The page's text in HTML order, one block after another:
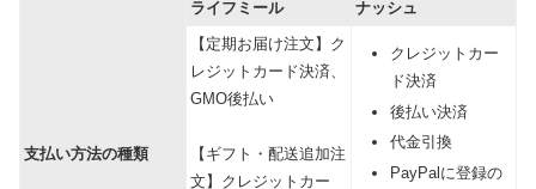
ライフミール ナッシュ
支払い方法の種類
【定期お届け注文】ク
レジットカード決済、
GMO後払い
【ギフト・配送追加注
文】クレジットカー
クレジットカー
ド決済
後払い決済
代金引換
PayPalに登録の